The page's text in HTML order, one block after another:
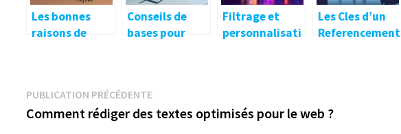
Les bonnes
raisons de
Conseils de
bases pour
Filtrage et
personnalisati
tunnelisée de
Les Cles d’un
Referencement
Digital
Navigation
de
PUBLICATION PRÉCÉDENTEPublication
précédente :
Comment rédiger des textes optimisés pour le web ?